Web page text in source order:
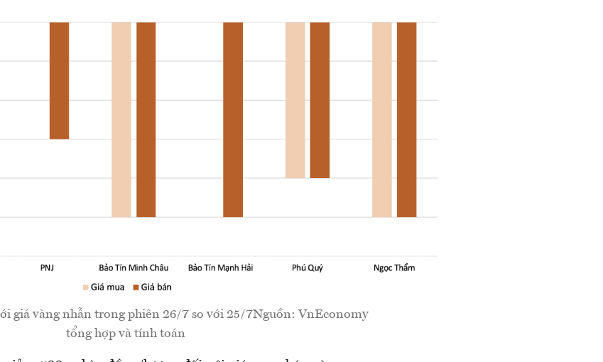
giá vàng nhẫn trong phiên 26/7 so với 25/7Nguồn: VnEconomy
tổng hợp và tính toán